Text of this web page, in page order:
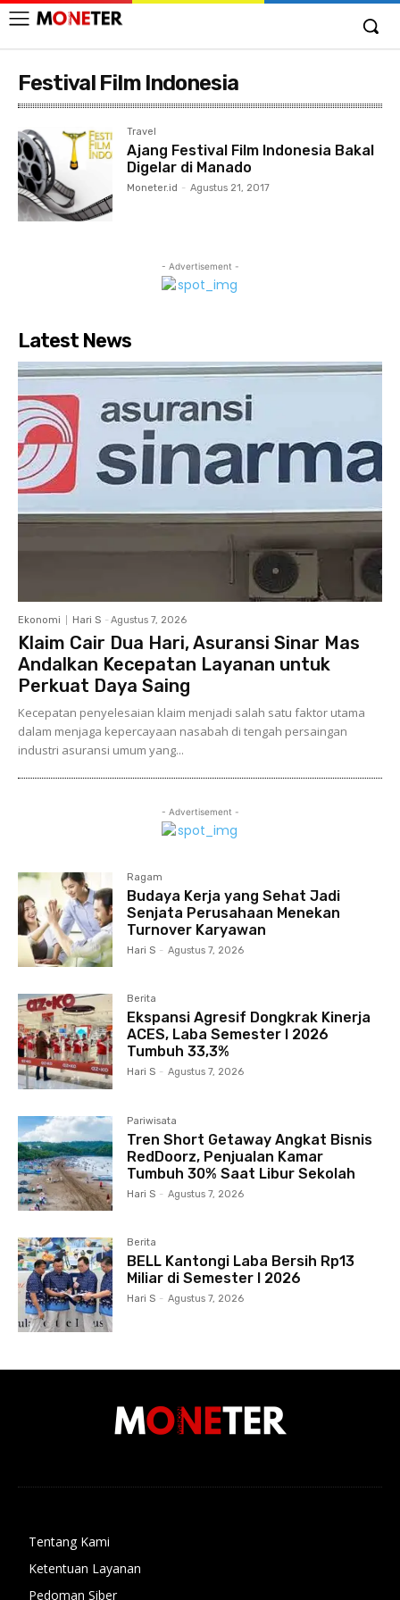
Festival Film Indonesia
Travel
Ajang Festival Film Indonesia Bakal
Digelar di Manado
Moneter.id - Agustus 21, 2017
- Advertisement -
Latest News
Ekonomi Hari S - Agustus 7, 2026
Klaim Cair Dua Hari, Asuransi Sinar Mas
Andalkan Kecepatan Layanan untuk
Perkuat Daya Saing
Kecepatan penyelesaian klaim menjadi salah satu faktor utama
dalam menjaga kepercayaan nasabah di tengah persaingan
industri asuransi umum yang...
- Advertisement -
Ragam
Budaya Kerja yang Sehat Jadi
Senjata Perusahaan Menekan
Turnover Karyawan
Hari S - Agustus 7, 2026
Berita
Ekspansi Agresif Dongkrak Kinerja
ACES, Laba Semester I 2026
Tumbuh 33,3%
Hari S - Agustus 7, 2026
Pariwisata
Tren Short Getaway Angkat Bisnis
RedDoorz, Penjualan Kamar
Tumbuh 30% Saat Libur Sekolah
Hari S - Agustus 7, 2026
Berita
BELL Kantongi Laba Bersih Rp13
Miliar di Semester I 2026
Hari S - Agustus 7, 2026
Tentang Kami
Ketentuan Layanan
Pedoman Siber